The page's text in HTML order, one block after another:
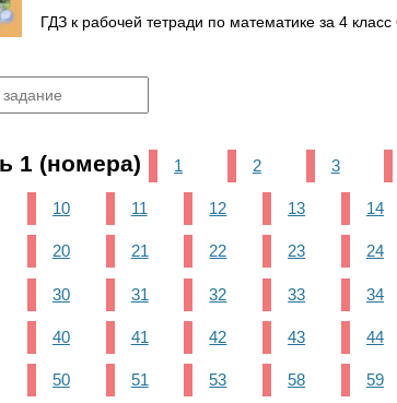
ГДЗ к рабочей тетради по математике за 4
1 (номера) 1 2 3
10 11 12 13 14
20 21 22 23 24
30 31 32 33 34
40 41 42 43 44
50 51 53 58 59